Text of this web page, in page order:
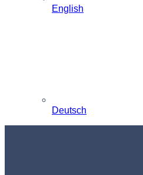
English
Deutsch